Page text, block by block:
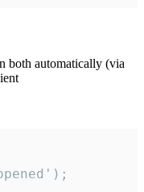
both automatically (via